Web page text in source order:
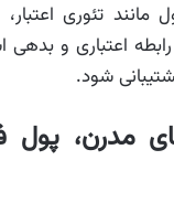
مانند تئوری
اعتباری و
شود.
مدرن، پول